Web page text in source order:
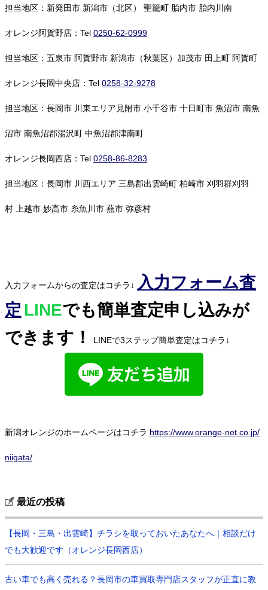
担当地区：新発田市 新潟市（北区） 聖籠町 胎内市 胎内川南
オレンジ阿賀野店：Tel 0250-62-0999
担当地区：五泉市 阿賀野市 新潟市（秋葉区）加茂市 田上町 阿賀町
オレンジ長岡中央店：Tel 0258-32-9278
担当地区：長岡市 川東エリア見附市 小千谷市 十日町市 魚沼市 南魚
沼市 南魚沼郡湯沢町 中魚沼郡津南町
オレンジ長岡西店：Tel 0258-86-8283
担当地区：長岡市 川西エリア 三島郡出雲崎町 柏崎市 刈羽群刈羽
村 上越市 妙高市 糸魚川市 燕市 弥彦村
入力フォームからの査定はコチラ↓
入力フォーム査
定 LINEでも簡単査定申し込みが
できます！
LINEで3ステップ簡単査定はコチラ↓
新潟オレンジのホームページはコチラ https://www.orange-net.co.jp/
niigata/
最近の投稿
【長岡・三島・出雲崎】チラシを取っておいたあなたへ｜相談だけ
でも大歓迎です（オレンジ長岡西店）
古い車でも高く売れる？長岡市の車買取専門店スタッフが正直に教